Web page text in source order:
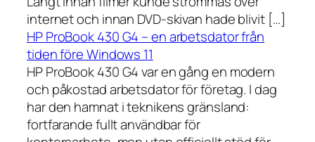
internet och innan DVD-skivan hade blivit […]
HP ProBook 430 G4 – en arbetsdator från
tiden före Windows 11
HP ProBook 430 G4 var en gång en modern
och påkostad arbetsdator för företag. I dag
har den hamnat i teknikens gränsland:
fortfarande fullt användbar för